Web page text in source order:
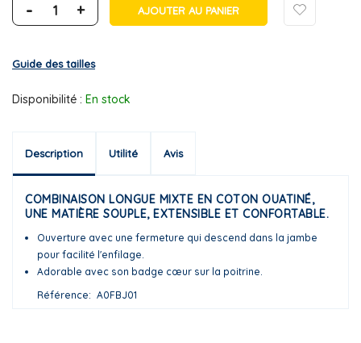
- + AJOUTER AU PANIER
Guide des tailles
Disponibilité : En stock
Description Utilité Avis
COMBINAISON LONGUE MIXTE EN COTON OUATINÉ,
UNE MATIÈRE SOUPLE, EXTENSIBLE ET CONFORTABLE.
Ouverture avec une fermeture qui descend dans la jambe
pour facilité l'enfilage.
Adorable avec son badge cœur sur la poitrine.
Référence
A0FBJ01